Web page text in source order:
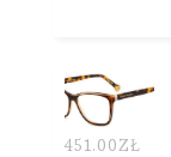
451.00ZŁ